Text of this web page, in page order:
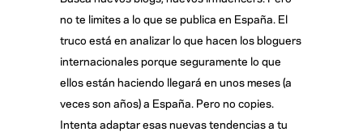
no te limites a lo que se publica en España. El
truco está en analizar lo que hacen los bloguers
internacionales porque seguramente lo que
ellos están haciendo llegará en unos meses (a
veces son años) a España. Pero no copies.
Intenta adaptar esas nuevas tendencias a tu